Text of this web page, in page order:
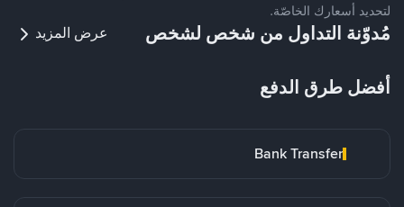
لتحديد أسعارك الخاصّة.
مُدوّنة التداول من شخص لشخص عرض المزيد
أفضل طرق الدفع
Bank Transfer